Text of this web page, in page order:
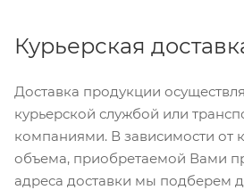
Курьерская
Доставка продукции
курьерской службой или
компаниями. В зависимости от
объема, приобретаемой Вами
адреса доставки мы подберем